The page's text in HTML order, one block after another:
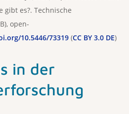
gibt es?. Technische
open-
10.5446/73319 (CC BY 3.0 DE)
in der